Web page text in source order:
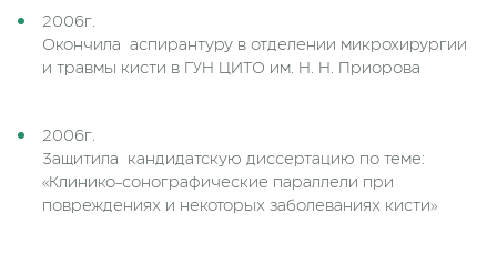
2006г.
Окончила аспирантуру в отделении микрохирургии
и травмы кисти в ГУН ЦИТО им. Н. Н. Приорова
2006г.
Защитила кандидатскую диссертацию по теме:
«Клинико-сонографические параллели при
повреждениях и некоторых заболеваниях кисти»